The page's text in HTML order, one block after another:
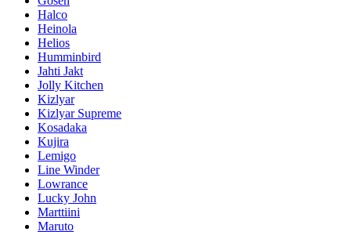
Halco
Heinola
Helios
Humminbird
Jahti Jakt
Jolly Kitchen
Kizlyar
Kizlyar Supreme
Kosadaka
Kujira
Lemigo
Line Winder
Lowrance
Lucky John
Marttiini
Maruto